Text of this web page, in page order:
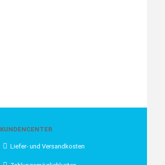
KUNDENCENTER
Liefer- und Versandkosten